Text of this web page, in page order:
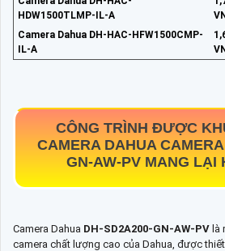
HDW1500TLMP-IL-A
Camera Dahua DH-HAC-HFW1500CMP-
IL-A
CÔNG TRÌNH ĐƯỢC
CAMERA DAHUA CAMERA
GN-AW-PV MANG LẠI
Camera Dahua DH-SD2A200-GN-AW-PV là
camera chất lượng cao của Dahua, được